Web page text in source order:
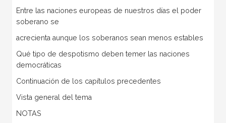
Entre las naciones europeas de nuestros días el poder
soberano se
acrecienta aunque los soberanos sean menos estables
Qué tipo de despotismo deben temer las naciones
democráticas
Continuación de los capítulos precedentes
Vista general del tema
NOTAS